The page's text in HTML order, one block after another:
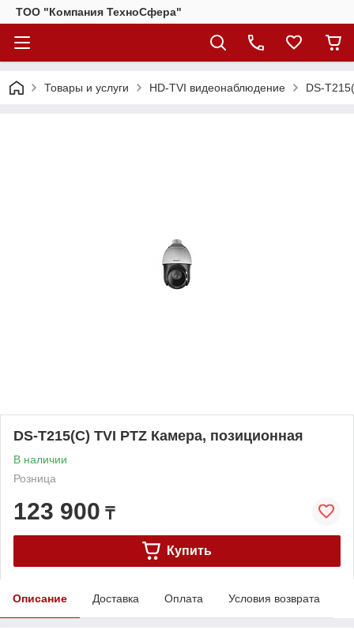
ТОО "Компания ТехноСфера"
Товары и услуги HD-TVI видеонаблюдение DS-
DS-T215(C) TVI PTZ Камера, позиционная
В наличии
Розница
123 900 ₸
Купить
Описание Доставка Оплата Условия возврата